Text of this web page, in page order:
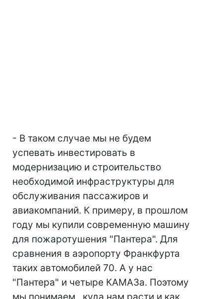
- В таком случае мы не будем
успевать инвестировать в
модернизацию и строительство
необходимой инфраструктуры для
обслуживания пассажиров и
авиакомпаний. К примеру, в прошлом
году мы купили современную машину
для пожаротушения "Пантера". Для
сравнения в аэропорту Франкфурта
таких автомобилей 70. А у нас
"Пантера" и четыре КАМАЗа. Поэтому